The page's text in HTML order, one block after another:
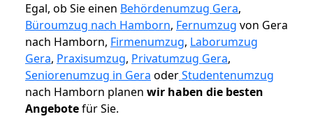
Egal, ob Sie einen Behördenumzug Gera,
Büroumzug nach Hamborn, Fernumzug von Gera
nach Hamborn, Firmenumzug, Laborumzug
Gera, Praxisumzug, Privatumzug Gera,
Seniorenumzug in Gera oderStudentenumzug
nach Hamborn planen wir haben die besten
Angebotefür Sie.